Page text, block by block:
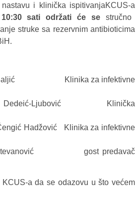
i klinička ispitivanjaKCUS-a
sati održati će sestručno
struke sa rezervnim antibioticima
Baljić Klinika za infektivne
Dedeić-Ljubović Klinička
Hadžović Klinika za infektivne
Stevanović gost predavač
a da se odazovu u što većem